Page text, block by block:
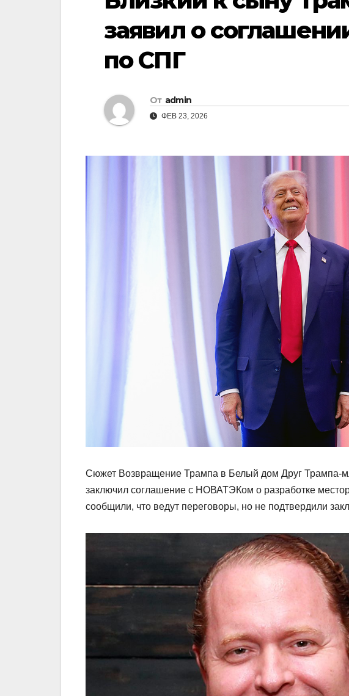
заявил о
по СПГ
От admin
ФЕВ 23, 2026
Сюжет Возвращение Трампа в Белый дом Друг Трампа-
заключил соглашение с НОВАТЭКом о разработке
сообщили, что ведут переговоры, но не подтвердили